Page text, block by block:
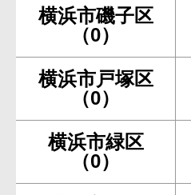
横浜市磯子区
（0）
横浜市戸塚区
（0）
横浜市緑区
（0）